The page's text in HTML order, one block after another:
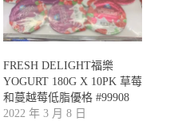
FRESH DELIGHT福樂
YOGURT 180G X 10PK 草莓
和蔓越莓低脂優格 #99908
2022 年 3 月 8 日